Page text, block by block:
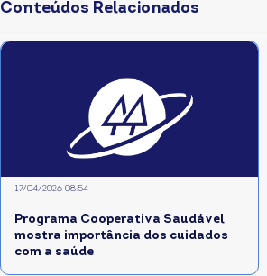
Conteúdos Relacionados
Programa Cooperativa Saudável
mostra importância dos cuidados
com a saúde
17/04/2026 08:54